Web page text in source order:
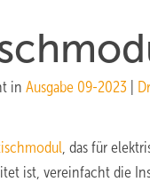
in Ausgabe 09-2023
, das für
ist, vereinfacht die